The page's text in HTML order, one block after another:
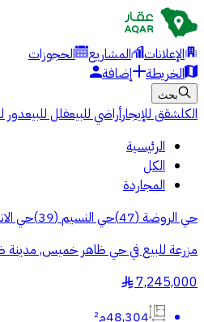
الإعلانات المشاريع
الحجوزات
الخريطة
إضافة
بحث
الكلشقق للإيجارأراضي للبيعفلل للبيعدور
الرئيسية
الكل
المجاردة
حي الروضة(
47
)حي النسيم(
39
)حي
مزرعة للبيع في حي ظاهر خميس,
7,245,000
§
48,304م²